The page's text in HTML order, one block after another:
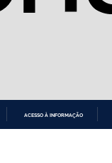
ACESSO À INFORMAÇÃO